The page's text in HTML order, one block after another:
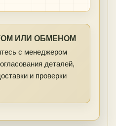
ИЛИ ОБМЕНОМ
с менеджером
деталей,
и проверки